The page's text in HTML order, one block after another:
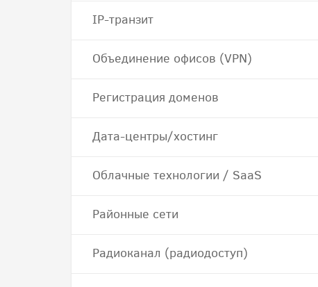
IP-транзит
Объединение офисов (VPN)
Регистрация доменов
Дата-центры/хостинг
Облачные технологии / SaaS
Районные сети
Радиоканал (радиодоступ)